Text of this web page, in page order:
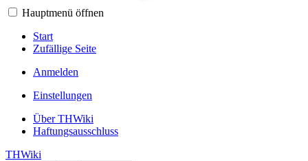
Hauptmenü öffnen
Start
Zufällige Seite
Anmelden
Einstellungen
Über THWiki
Haftungsausschluss
THWiki